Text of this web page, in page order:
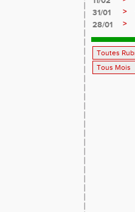
31/01
>
28/01
>